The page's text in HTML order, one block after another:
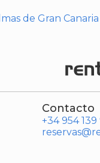
de Gran Canaria
Contacto
+34 954 139